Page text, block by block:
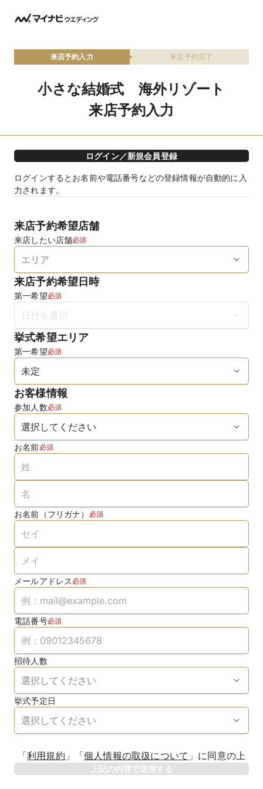
来店予約入力 来店予約完了
小さな結婚式 海外リゾート
来店予約入力
ログイン／新規会員登録
ログインするとお名前や電話番号などの登録情報が自動的に入
力されます。
来店予約希望店舗
来店したい店舗必須
来店予約希望日時
第一希望必須
挙式希望エリア
第一希望必須
お客様情報
参加人数必須
お名前必須
お名前（フリガナ） 必須
メールアドレス 必須
電話番号必須
招待人数
挙式予定日
年
「利用規約 」 「個人情報の取扱について 」 に同意の上
上記の内容で送信する